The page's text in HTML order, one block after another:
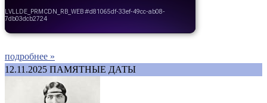
подробнее »
12.11.2025 ПАМЯТНЫЕ ДАТЫ